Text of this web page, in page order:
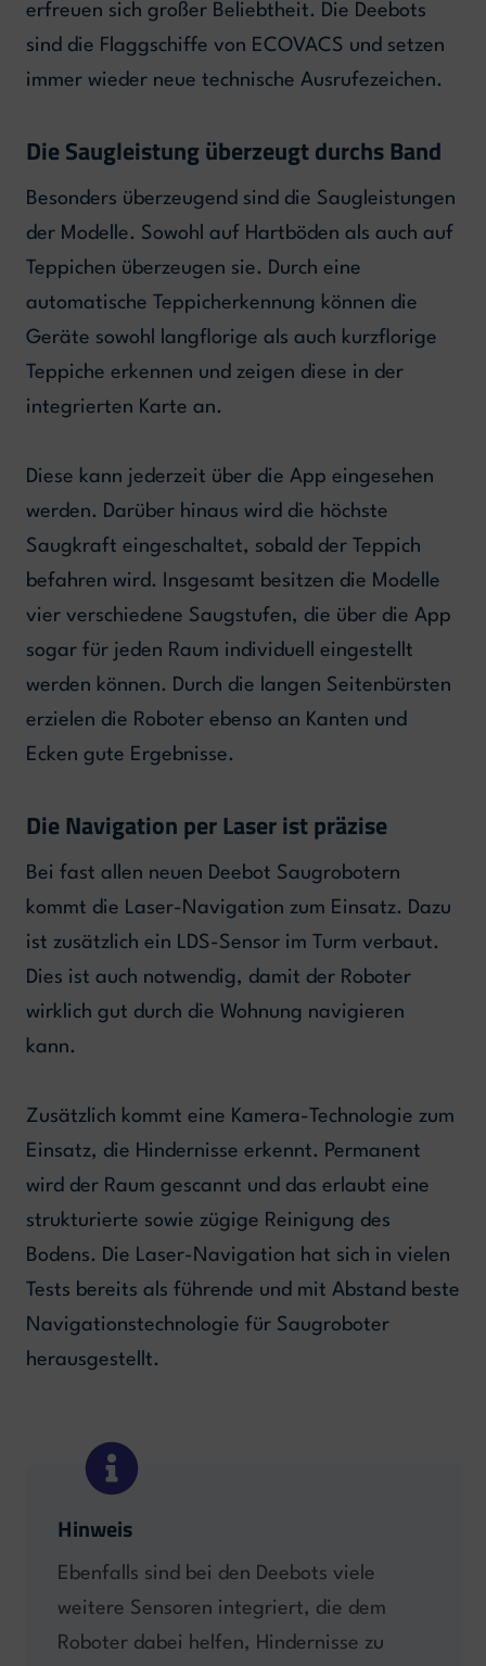
erfreuen sich großer Beliebtheit. Die Deebots
sind die Flaggschiffe von ECOVACS und setzen
immer wieder neue technische Ausrufezeichen.
Die Saugleistung überzeugt durchs Band
Besonders überzeugend sind die Saugleistungen
der Modelle. Sowohl auf Hartböden als auch auf
Teppichen überzeugen sie. Durch eine
automatische Teppicherkennung können die
Geräte sowohl langflorige als auch kurzflorige
Teppiche erkennen und zeigen diese in der
integrierten Karte an.
Diese kann jederzeit über die App eingesehen
werden. Darüber hinaus wird die höchste
Saugkraft eingeschaltet, sobald der Teppich
befahren wird. Insgesamt besitzen die Modelle
vier verschiedene Saugstufen, die über die App
sogar für jeden Raum individuell eingestellt
werden können. Durch die langen Seitenbürsten
erzielen die Roboter ebenso an Kanten und
Ecken gute Ergebnisse.
Die Navigation per Laser ist präzise
Bei fast allen neuen Deebot Saugrobotern
kommt die Laser-Navigation zum Einsatz. Dazu
ist zusätzlich ein LDS-Sensor im Turm verbaut.
Dies ist auch notwendig, damit der Roboter
wirklich gut durch die Wohnung navigieren
kann.
Zusätzlich kommt eine Kamera-Technologie zum
Einsatz, die Hindernisse erkennt. Permanent
wird der Raum gescannt und das erlaubt eine
strukturierte sowie zügige Reinigung des
Bodens. Die Laser-Navigation hat sich in vielen
Tests bereits als führende und mit Abstand beste
Navigationstechnologie für Saugroboter
herausgestellt.
Hinweis
Ebenfalls sind bei den Deebots viele
weitere Sensoren integriert, die dem
Roboter dabei helfen, Hindernisse zu